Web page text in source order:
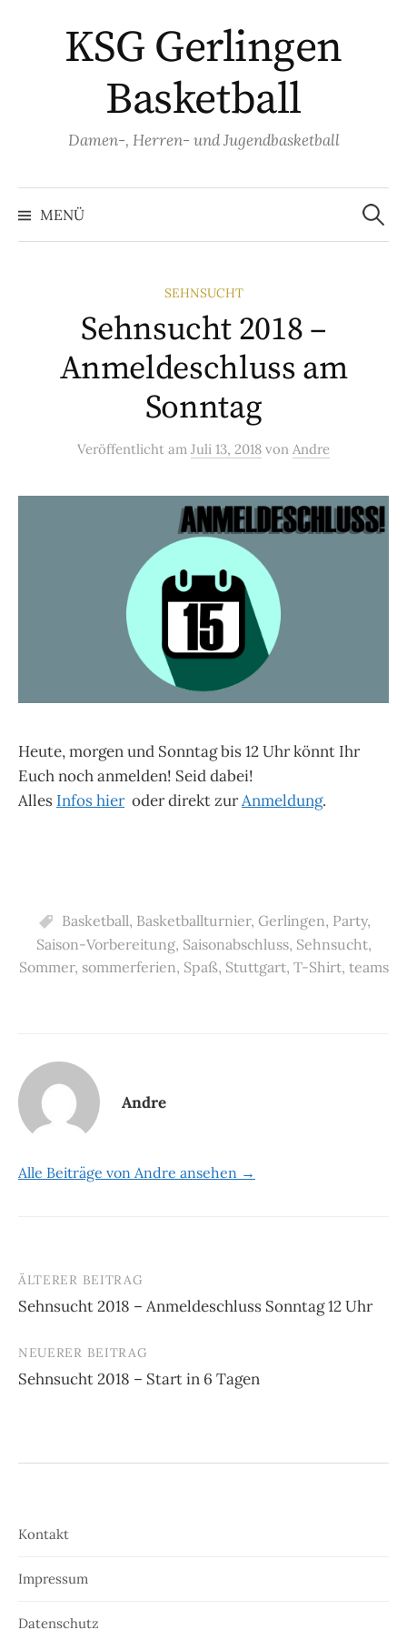
KSG Gerlingen
Basketball
Damen-, Herren- und Jugendbasketball
MENÜ
Suchen
nach:
SEHNSUCHT
Sehnsucht 2018 –
Anmeldeschluss am
Sonntag
Veröffentlicht am Juli 13, 2018 von Andre
Heute, morgen und Sonntag bis 12 Uhr könnt Ihr
Euch noch anmelden! Seid dabei!
Alles Infos hieroder direkt zurAnmeldung.
Basketball, Basketballturnier, Gerlingen, Party,
Saison-Vorbereitung, Saisonabschluss, Sehnsucht,
Sommer, sommerferien, Spaß, Stuttgart, T-Shirt, teams
Andre
Alle Beiträge von Andre ansehen →
Beitrags-
Navigation
ÄLTERER BEITRAG
Sehnsucht 2018 – Anmeldeschluss Sonntag 12 Uhr
NEUERER BEITRAG
Sehnsucht 2018 – Start in 6 Tagen
Kontakt
Impressum
Datenschutz